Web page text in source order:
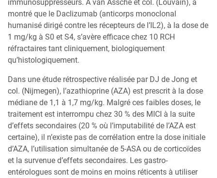
immunosuppresseurs. A van Assche et col. (Louvain), a
montré que le Daclizumab (anticorps monoclonal
humanisé dirigé contre les récepteurs de l’IL2), à la dose de
1 mg/kg à S0 et S4, s’avère efficace chez 10 RCH
réfractaires tant cliniquement, biologiquement
qu’histologiquement.
Dans une étude rétrospective réalisée par DJ de Jong et
col. (Nijmegen), l’azathioprine (AZA) est prescrit à la dose
médiane de 1,1 à 1,7 mg/kg. Malgré ces faibles doses, le
traitement est interrompu chez 30 % des MICI à la suite
d’effets secondaires (20 % où l’imputabilité de l’AZA est
certaine), il n’existe pas de corrélation entre la dose initiale
d’AZA, l’utilisation simultanée de 5-ASA ou de corticoïdes
et la survenue d’effets secondaires. Les gastro-
entérologues sont de moins en moins réticents à utiliser